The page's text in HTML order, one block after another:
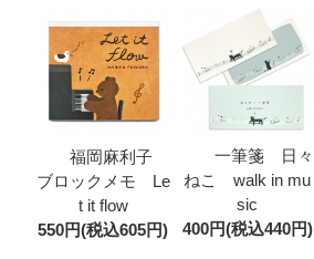
福岡麻利子
ブロックメモ Le
t it flow
550円(税込605円)
一筆箋 日々
ねこ walk in mu
sic
400円(税込440円)